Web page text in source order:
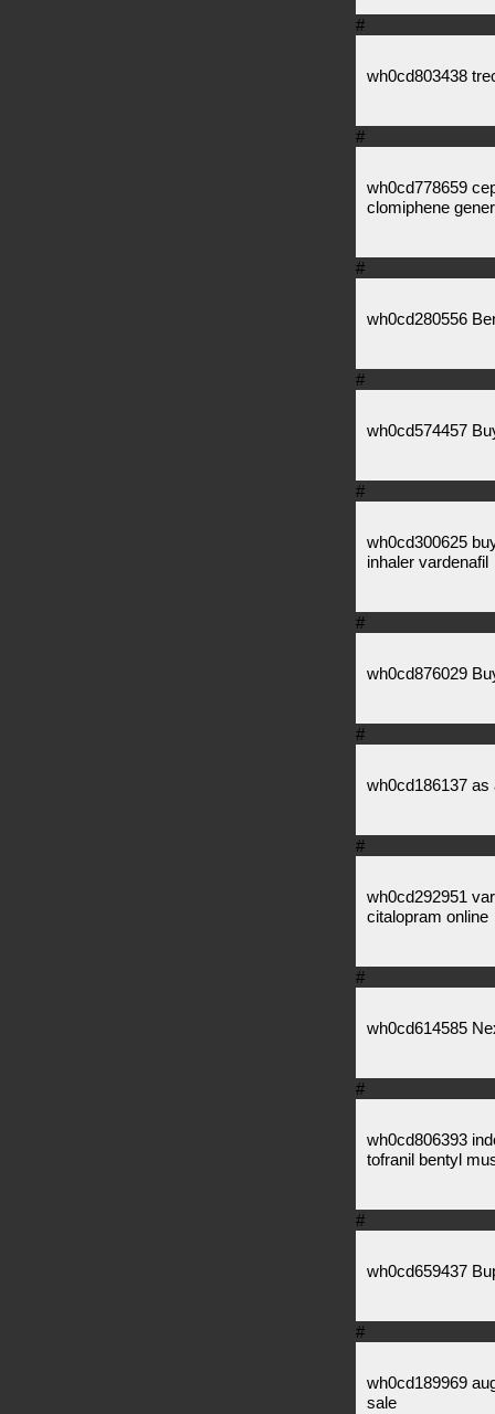
#
wh0cd803438
#
wh0cd778659
clomiphene
#
wh0cd280556
#
wh0cd574457
#
wh0cd300625
inhaler vardenafil
#
wh0cd876029
#
wh0cd186137 as
#
wh0cd292951
citalopram online
#
wh0cd614585
#
wh0cd806393
tofranil bentyl
#
wh0cd659437
#
wh0cd189969
sale